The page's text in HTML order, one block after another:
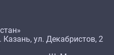
ул. Декабристов, 2